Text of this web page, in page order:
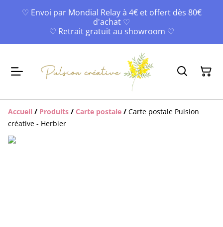
♡ Envoi par Mondial Relay à 4€ et offert dès 80€
d'achat ♡
♡ Retrait gratuit au showroom ♡
Accueil / Produits / Carte postale / Carte postale Pulsion
créative - Herbier